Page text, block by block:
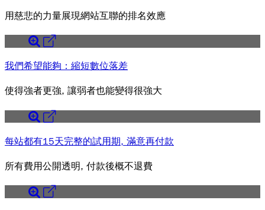
用慈悲的力量展現網站互聯的排名效應
我們希望能夠：縮短數位落差
使得強者更強, 讓弱者也能變得很強大
每站都有15天完整的試用期, 滿意再付款
所有費用公開透明, 付款後概不退費